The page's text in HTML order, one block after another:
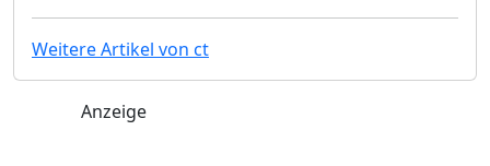
Weitere Artikel von ct
Anzeige